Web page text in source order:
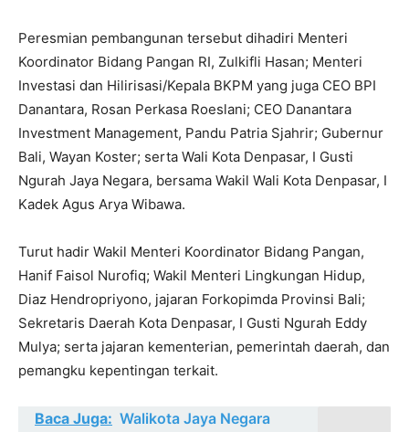
Peresmian pembangunan tersebut dihadiri Menteri
Koordinator Bidang Pangan RI, Zulkifli Hasan; Menteri
Investasi dan Hilirisasi/Kepala BKPM yang juga CEO BPI
Danantara, Rosan Perkasa Roeslani; CEO Danantara
Investment Management, Pandu Patria Sjahrir; Gubernur
Bali, Wayan Koster; serta Wali Kota Denpasar, I Gusti
Ngurah Jaya Negara, bersama Wakil Wali Kota Denpasar, I
Kadek Agus Arya Wibawa.
Turut hadir Wakil Menteri Koordinator Bidang Pangan,
Hanif Faisol Nurofiq; Wakil Menteri Lingkungan Hidup,
Diaz Hendropriyono, jajaran Forkopimda Provinsi Bali;
Sekretaris Daerah Kota Denpasar, I Gusti Ngurah Eddy
Mulya; serta jajaran kementerian, pemerintah daerah, dan
pemangku kepentingan terkait.
Baca Juga: Walikota Jaya Negara